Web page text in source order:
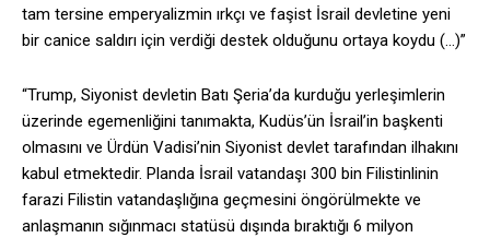
tam tersine emperyalizmin ırkçı ve faşist İsrail devletine yeni
bir canice saldırı için verdiği destek olduğunu ortaya koydu (…)”
“Trump, Siyonist devletin Batı Şeria’da kurduğu yerleşimlerin
üzerinde egemenliğini tanımakta, Kudüs’ün İsrail’in başkenti
olmasını ve Ürdün Vadisi’nin Siyonist devlet tarafından ilhakını
kabul etmektedir. Planda İsrail vatandaşı 300 bin Filistinlinin
farazi Filistin vatandaşlığına geçmesini öngörülmekte ve
anlaşmanın sığınmacı statüsü dışında bıraktığı 6 milyon